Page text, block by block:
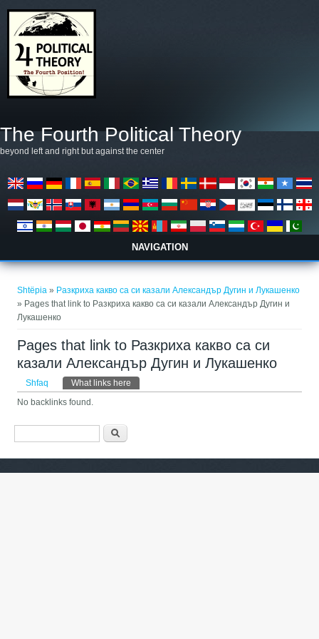
The Fourth Political Theory
beyond left and right but against the center
NAVIGATION
Shtëpia » Разкриха какво са си казали Александър Дугин и Лукашенко
» Pages that link to Разкриха какво са си казали Александър Дугин и
Лукашенко
Pages that link to Разкриха какво са си
казали Александър Дугин и Лукашенко
Primary tabs
Shfaq What links here
No backlinks found.
Formulari i kërkimit